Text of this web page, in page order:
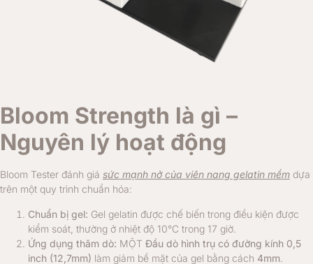
Bloom Strength là gì –
Nguyên lý hoạt động
Bloom Tester đánh giá sức mạnh nở của viên nang gelatin mềm dựa
trên một quy trình chuẩn hóa:
Chuẩn bị gel: Gel gelatin được chế biến trong điều kiện được
kiểm soát, thường ở nhiệt độ 10°C trong 17 giờ.
Ứng dụng thăm dò: MỘT Đầu dò hình trụ có đường kính 0,5
inch (12,7mm) làm giảm bề mặt của gel bằng cách 4mm